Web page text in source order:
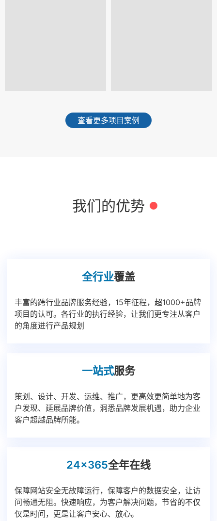
查看更多项目案例
我们的优势
全行业覆盖
丰富的跨行业品牌服务经验，15年征程，超1000+品牌
项目的认可。各行业的执行经验，让我们更专注从客户
的角度进行产品规划
一站式服务
策划、设计、开发、运维、推广，更高效更简单地为客
户发现、延展品牌价值，洞悉品牌发展机遇，助力企业
客户超越品牌所能。
24x365全年在线
保障网站安全无故障运行，保障客户的数据安全，让访
问畅通无阻。快速响应，为客户解决问题，节省的不仅
仅是时间，更是让客户安心、放心。